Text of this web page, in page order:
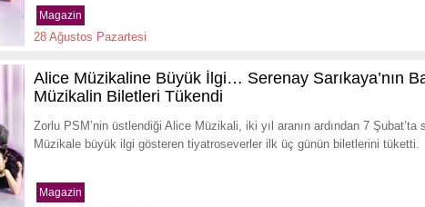
Magazin
28 Ağustos Pazartesi
Alice Müzikaline Büyük İlgi… Serenay Sarıkaya’nın
Müzikalin Biletleri Tükendi
Zorlu PSM’nin üstlendiği Alice Müzikali, iki yıl aranın ardından 7 Şubat’ta
Müzikale büyük ilgi gösteren tiyatroseverler ilk üç günün biletlerini tüketti.
Magazin